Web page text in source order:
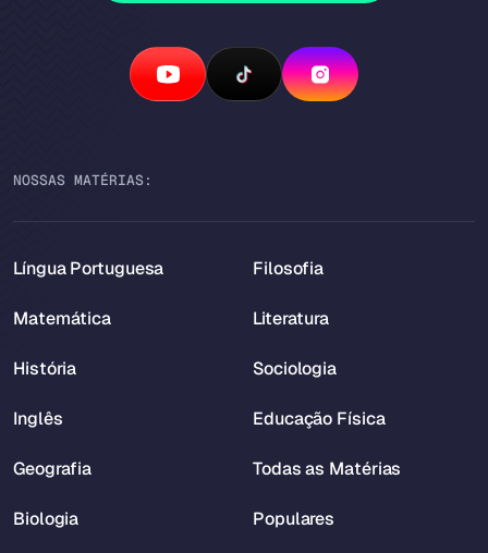
NOSSAS MATÉRIAS:
Língua Portuguesa
Matemática
História
Inglês
Geografia
Biologia
Filosofia
Literatura
Sociologia
Educação Física
Todas as Matérias
Populares